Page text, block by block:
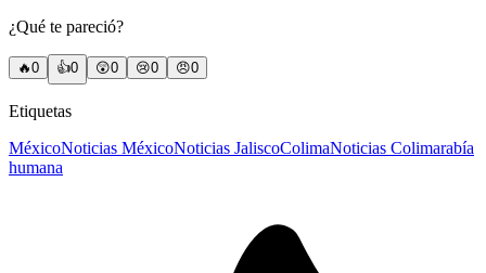
¿Qué te pareció?
🔥0 👍0 😲0 😢0 😠0
Etiquetas
MéxicoNoticias MéxicoNoticias JaliscoColimaNoticias Colimarabía
humana